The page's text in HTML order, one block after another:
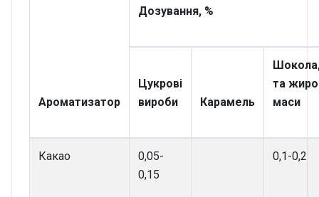
Ароматизатор
Дозування, %
Цукрові
вироби
Карамель
та
маси
Какао
0,05-
0,15
0,1-0,2